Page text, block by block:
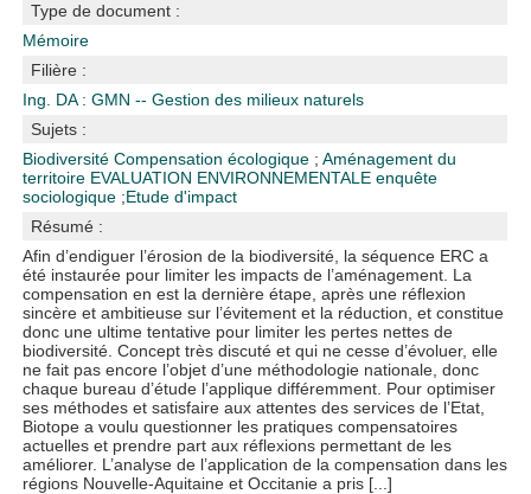
Type de document :
Mémoire
Filière :
Ing. DA : GMN -- Gestion des milieux naturels
Sujets :
BiodiversitéCompensation écologique ;Aménagement du
territoire EVALUATION ENVIRONNEMENTALEenquête
sociologique ;Etude d'impact
Résumé :
Afin d’endiguer l’érosion de la biodiversité, la séquence ERC a
été instaurée pour limiter les impacts de l’aménagement. La
compensation en est la dernière étape, après une réflexion
sincère et ambitieuse sur l’évitement et la réduction, et constitue
donc une ultime tentative pour limiter les pertes nettes de
biodiversité. Concept très discuté et qui ne cesse d’évoluer, elle
ne fait pas encore l’objet d’une méthodologie nationale, donc
chaque bureau d’étude l’applique différemment. Pour optimiser
ses méthodes et satisfaire aux attentes des services de l’Etat,
Biotope a voulu questionner les pratiques compensatoires
actuelles et prendre part aux réflexions permettant de les
améliorer. L’analyse de l’application de la compensation dans les
régions Nouvelle-Aquitaine et Occitanie a pris [...]